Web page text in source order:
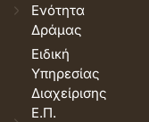
Ενότητα
Δράμας
Ειδική
Υπηρεσίας
Διαχείρισης
Ε.Π.